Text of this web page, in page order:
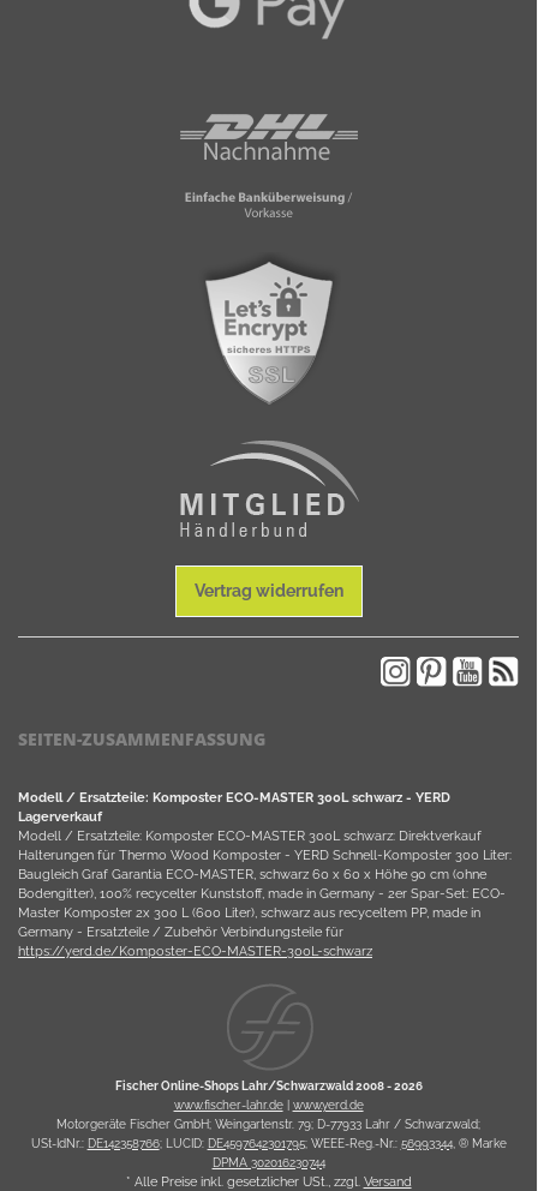
Vertrag widerrufen
SEITEN-ZUSAMMENFASSUNG
Modell / Ersatzteile: Komposter ECO-MASTER 300L schwarz - YERD
Lagerverkauf
Modell / Ersatzteile: Komposter ECO-MASTER 300L schwarz: Direktverkauf
Halterungen für Thermo Wood Komposter - YERD Schnell-Komposter 300 Liter:
Baugleich Graf Garantia ECO-MASTER, schwarz 60 x 60 x Höhe 90 cm (ohne
Bodengitter), 100% recycelter Kunststoff, made in Germany - 2er Spar-Set: ECO-
Master Komposter 2x 300 L (600 Liter), schwarz aus recyceltem PP, made in
Germany - Ersatzteile / Zubehör Verbindungsteile für
https://yerd.de/Komposter-ECO-MASTER-300L-schwarz
Fischer Online-Shops Lahr/Schwarzwald 2008 -2026
www.fischer-lahr.de| www.yerd.de
Motorgeräte Fischer GmbH; Weingartenstr. 79; D-77933 Lahr / Schwarzwald;
USt-IdNr.: DE142358766; LUCID: DE4597642301795; WEEE-Reg.-Nr.: 56993344, ® Marke
DPMA 302016230744
* Alle Preise inkl. gesetzlicher USt., zzgl. Versand